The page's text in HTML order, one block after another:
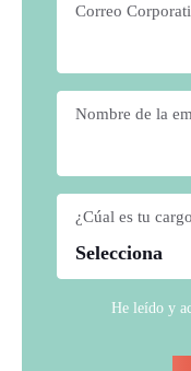
Correo
Nombre de la
¿Cúal es tu
He leído y